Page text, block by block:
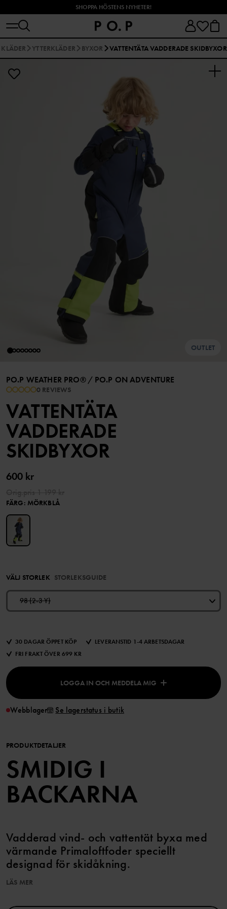
SHOPPA HÖSTENS NYHETER!
YTTERKLÄDER BYXOR VATTENTÄTA VADDERADE SKIDBYXOR
OUTLET
PO.P WEATHER PRO® / PO.P ON ADVENTURE
0 REVIEWS
VATTENTÄTA
VADDERADE
SKIDBYXOR
600 kr
FÄRG: MÖRKBLÅ
VÄLJ STORLEK STORLEKSGUIDE
98 (2-3 Y)
30 DAGAR ÖPPET KÖP
LEVERANSTID 1-4 ARBETSDAGAR
FRI FRAKT ÖVER 699 KR
LOGGA IN OCH MEDDELA MIG
Webblager Se lagerstatus i butik
PRODUKTDETALJER
SMIDIG I
BACKARNA
Vadderad vind- och vattentät byxa med
värmande Primaloftfoder speciellt
designad för skidåkning.
LÄS MER